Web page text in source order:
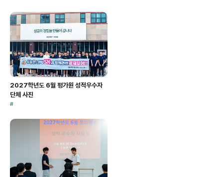
2027학년도 6월 평가원 성적우수자
단체 사진
#